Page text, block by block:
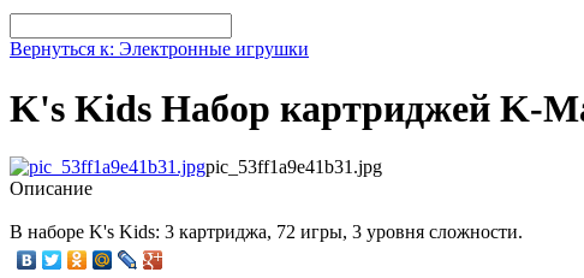
Вернуться к: Электронные игрушки
K's Kids Набор картриджей K-
pic_53ff1a9e41b31.jpg
Описание
В наборе K's Kids: 3 картриджа, 72 игры, 3 уровня сложности.